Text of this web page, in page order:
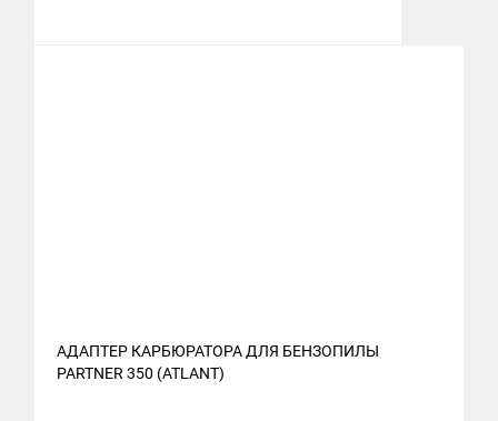
АДАПТЕР КАРБЮРАТОРА ДЛЯ БЕНЗОПИЛЫ
PARTNER 350 (ATLANT)